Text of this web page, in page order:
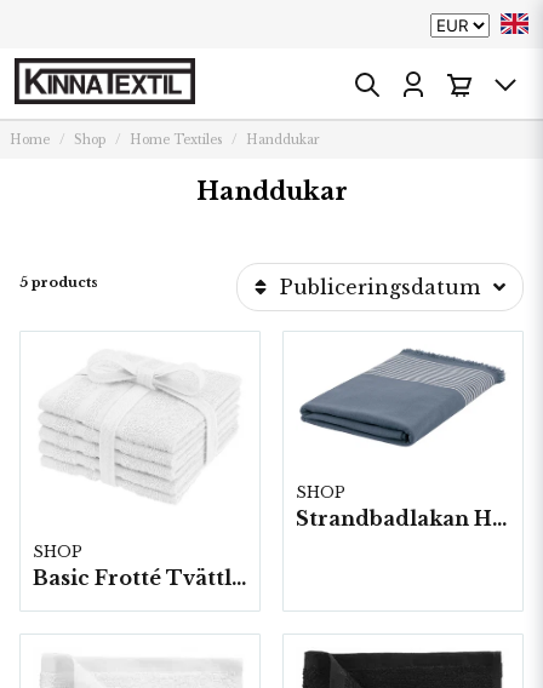
Home Shop Home Textiles Handdukar
Handdukar
5 products Publiceringsdatum
SHOP
Basic Frotté Tvättlappar 25x25 cm
SHOP
Strandbadlakan Horisont 80x160 cm